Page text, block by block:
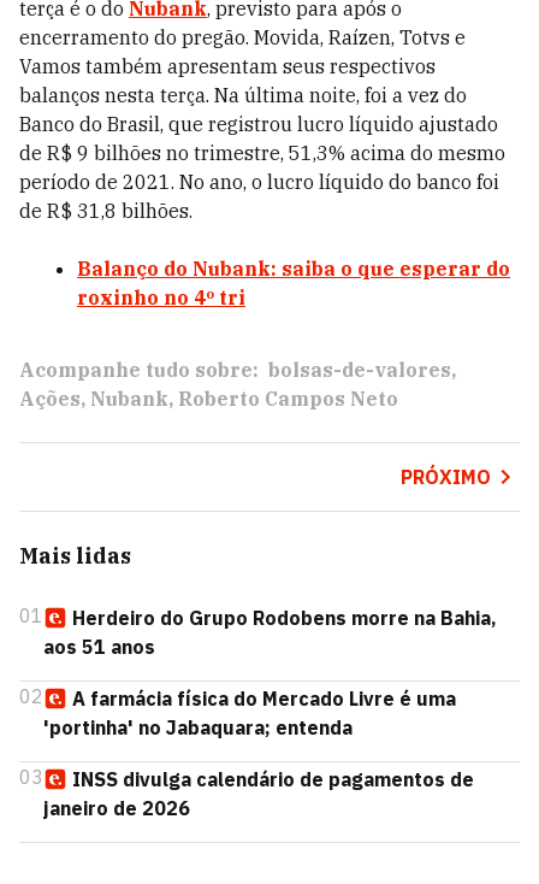
terça é o do Nubank, previsto para após o
encerramento do pregão. Movida, Raízen, Totvs e
Vamos também apresentam seus respectivos
balanços nesta terça. Na última noite, foi a vez do
Banco do Brasil, que registrou lucro líquido ajustado
de R$ 9 bilhões no trimestre, 51,3% acima do mesmo
período de 2021. No ano, o lucro líquido do banco foi
de R$ 31,8 bilhões.
Balanço do Nubank: saiba o que esperar do
roxinho no 4º tri
Acompanhe tudo sobre: bolsas-de-valores
Ações Nubank Roberto Campos Neto
PRÓXIMO
Mais lidas
01
Herdeiro do Grupo Rodobens morre na Bahia,
aos 51 anos
02
A farmácia física do Mercado Livre é uma
'portinha' no Jabaquara; entenda
03
INSS divulga calendário de pagamentos de
janeiro de 2026